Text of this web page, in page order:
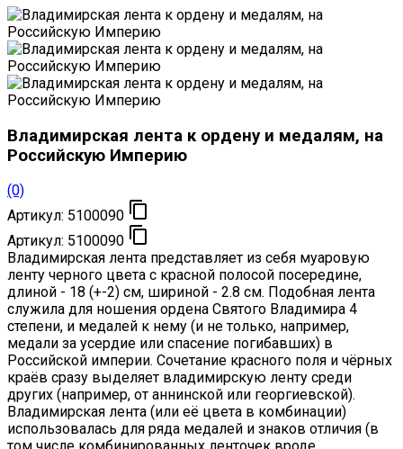
Владимирская лента к ордену и медалям, на
Российскую Империю
(0)
Артикул: 5100090 
Артикул: 5100090 
Владимирская лента представляет из себя муаровую
ленту черного цвета с красной полосой посередине,
длиной - 18 (+-2) см, шириной - 2.8 см. Подобная лента
служила для ношения ордена Святого Владимира 4
степени, и медалей к нему (и не только, например,
медали за усердие или спасение погибавших) в
Российской империи. Сочетание красного поля и чёрных
краёв сразу выделяет владимирскую ленту среди
других (например, от аннинской или георгиевской).
Владимирская лента (или её цвета в комбинации)
использовалась для ряда медалей и знаков отличия (в